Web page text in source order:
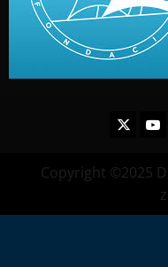
Twitter
Copyright ©2025